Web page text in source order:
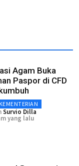
Agam Buka
Paspor di CFD
Survio Dilla
yang lalu